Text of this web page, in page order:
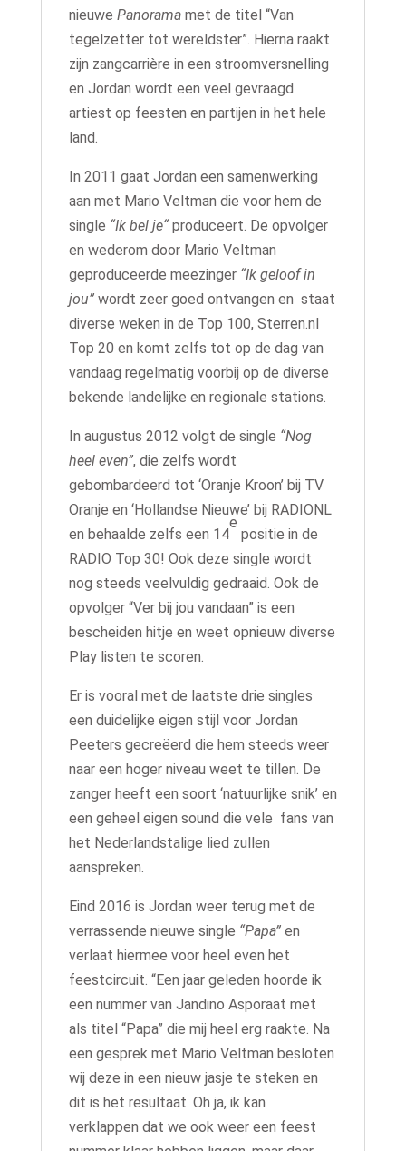
nieuwe Panorama met de titel “Van
tegelzetter tot wereldster”. Hierna raakt
zijn zangcarrière in een stroomversnelling
en Jordan wordt een veel gevraagd
artiest op feesten en partijen in het hele
land.
In 2011 gaat Jordan een samenwerking
aan met Mario Veltman die voor hem de
single “Ik bel je“ produceert. De opvolger
en wederom door Mario Veltman
geproduceerde meezinger “Ik geloof in
jou” wordt zeer goed ontvangen en staat
diverse weken in de Top 100, Sterren.nl
Top 20 en komt zelfs tot op de dag van
vandaag regelmatig voorbij op de diverse
bekende landelijke en regionale stations.
In augustus 2012 volgt de single “Nog
heel even”, die zelfs wordt
gebombardeerd tot ‘Oranje Kroon’ bij TV
Oranje en ‘Hollandse Nieuwe’ bij RADIONL
en behaalde zelfs een 14
e
positie in de
RADIO Top 30! Ook deze single wordt
nog steeds veelvuldig gedraaid. Ook de
opvolger “Ver bij jou vandaan” is een
bescheiden hitje en weet opnieuw diverse
Play listen te scoren.
Er is vooral met de laatste drie singles
een duidelijke eigen stijl voor Jordan
Peeters gecreëerd die hem steeds weer
naar een hoger niveau weet te tillen. De
zanger heeft een soort ‘natuurlijke snik’ en
een geheel eigen sound die vele fans van
het Nederlandstalige lied zullen
aanspreken.
Eind 2016 is Jordan weer terug met de
verrassende nieuwe single “Papa” en
verlaat hiermee voor heel even het
feestcircuit. “Een jaar geleden hoorde ik
een nummer van Jandino Asporaat met
als titel “Papa” die mij heel erg raakte. Na
een gesprek met Mario Veltman besloten
wij deze in een nieuw jasje te steken en
dit is het resultaat. Oh ja, ik kan
verklappen dat we ook weer een feest